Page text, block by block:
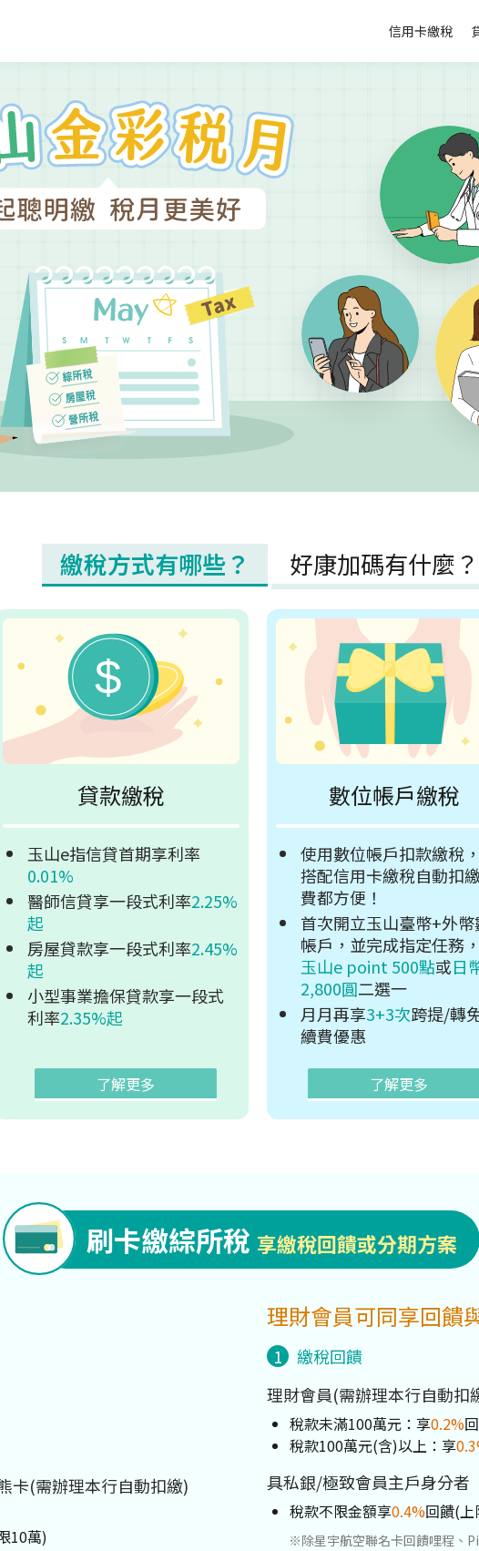
信用卡繳稅
繳稅方式有哪些？ 好康加碼有什麼？
貸款繳稅
玉山e指信貸首期享利率
0.01%
醫師信貸享一段式利率2.25%
起
房屋貸款享一段式利率2.45%
起
小型事業擔保貸款享一段式
利率2.35%起
了解更多
數位帳戶繳稅
使用數位帳戶扣款繳稅
搭配信用卡繳稅自動扣
費都方便！
首次開立玉山臺幣+外幣
帳戶，並完成指定任務
玉山e point 500點或日
2,800圓二選一
月月再享3+3次跨提/轉
續費優惠
了解更多
刷卡繳綜所稅 享繳稅回饋或分期方案
卡(需辦理本行自動扣繳)
10萬)
理財會員可同享回饋
1
繳稅回饋
理財會員(需辦理本行自動扣
稅款未滿100萬元：享0.2%
稅款100萬元(含)以上：享
具私銀/極致會員主戶身分者
稅款不限金額享0.4%回饋(
※除星宇航空聯名卡回饋哩程、